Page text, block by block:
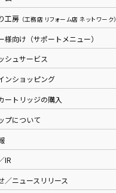
工房 （工務店 リフォーム店 ネットワーク）
様向け（サポートメニュー）
シュサービス
ンショッピング
ートリッジの購入
プについて
IR
／ニュースリリース